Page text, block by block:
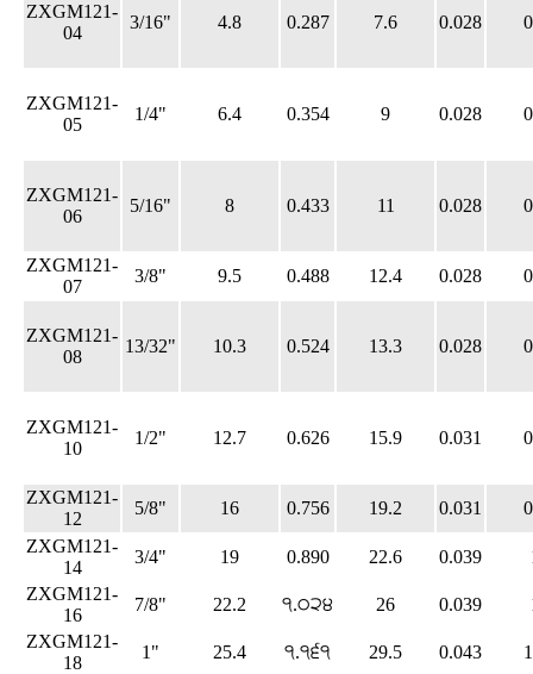
ZXGM121-
04
3/16" 4.8 0.287 7.6 0.028
ZXGM121-
05
1/4" 6.4 0.354 9 0.028
ZXGM121-
06
5/16" 8 0.433 11 0.028
ZXGM121-
07
3/8" 9.5 0.488 12.4 0.028
ZXGM121-
08
13/32" 10.3 0.524 13.3 0.028
ZXGM121-
10
1/2" 12.7 0.626 15.9 0.031
ZXGM121-
12
5/8" 16 0.756 19.2 0.031
ZXGM121-
14
3/4" 19 0.890 22.6 0.039
ZXGM121-
16
7/8" 22.2 ੧.੦੨੪ 26 0.039
ZXGM121-
18
1" 25.4 ੧.੧੬੧ 29.5 0.043